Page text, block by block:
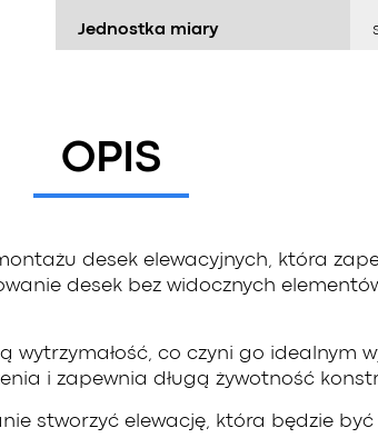
Jednostka miary
OPIS
desek elewacyjnych, która
desek bez widocznych
wytrzymałość, co czyni go idealnym
i zapewnia długą żywotność
stworzyć elewację, która będzie